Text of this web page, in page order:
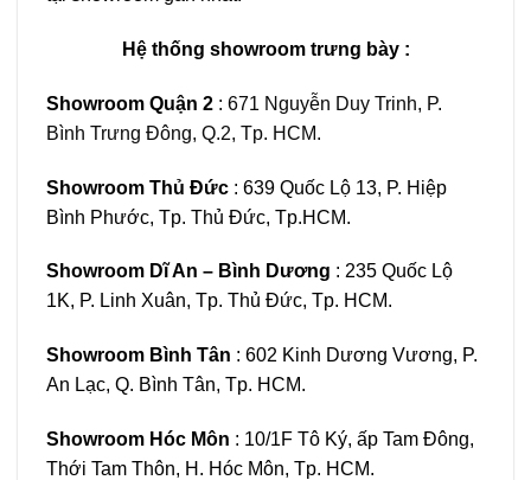
Hệ thống showroom trưng bày :
Showroom Quận 2 : 671 Nguyễn Duy Trinh, P.
Bình Trưng Đông, Q.2, Tp. HCM.
Showroom Thủ Đức : 639 Quốc Lộ 13, P. Hiệp
Bình Phước, Tp. Thủ Đức, Tp.HCM.
Showroom Dĩ An – Bình Dương : 235 Quốc Lộ
1K, P. Linh Xuân, Tp. Thủ Đức, Tp. HCM.
Showroom Bình Tân : 602 Kinh Dương Vương, P.
An Lạc, Q. Bình Tân, Tp. HCM.
Showroom Hóc Môn : 10/1F Tô Ký, ấp Tam Đông,
Thới Tam Thôn, H. Hóc Môn, Tp. HCM.